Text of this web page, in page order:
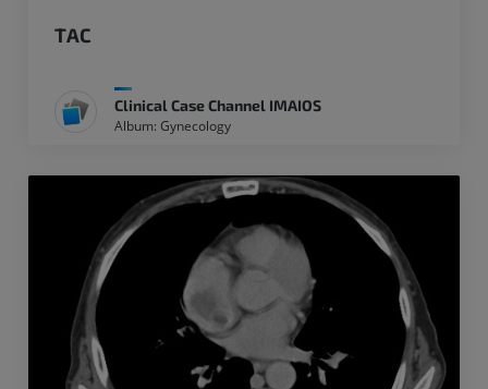
TAC
Clinical Case Channel IMAIOS
Album: Gynecology